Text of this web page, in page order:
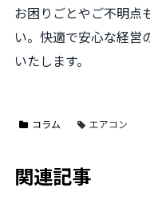
お困りごとやご不明点
い。快適で安心な経営
いたします。
コラム エアコン
関連記事